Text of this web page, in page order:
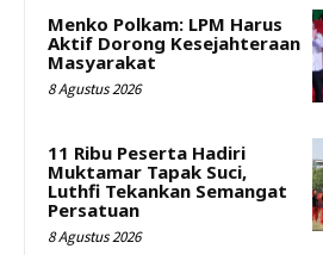
Menko Polkam: LPM Harus
Aktif Dorong Kesejahteraan
Masyarakat
8 Agustus 2026
11 Ribu Peserta Hadiri
Muktamar Tapak Suci,
Luthfi Tekankan Semangat
Persatuan
8 Agustus 2026